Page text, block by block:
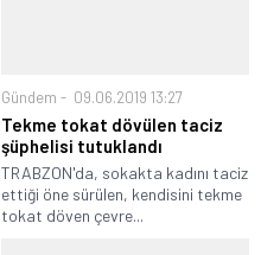
Gündem 09.06.2019 13:27
Tekme tokat dövülen taciz
şüphelisi tutuklandı
TRABZON'da, sokakta kadını taciz
ettiği öne sürülen, kendisini tekme
tokat döven çevre...